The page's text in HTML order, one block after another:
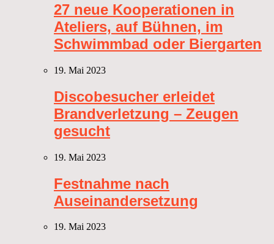
27 neue Kooperationen in
Ateliers, auf Bühnen, im
Schwimmbad oder Biergarten
19. Mai 2023
Discobesucher erleidet
Brandverletzung – Zeugen
gesucht
19. Mai 2023
Festnahme nach
Auseinandersetzung
19. Mai 2023